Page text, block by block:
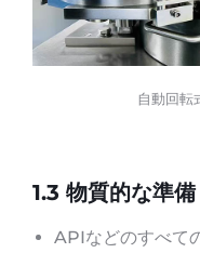
自動回転
1.3 物質的な準備
APIなどのすべて